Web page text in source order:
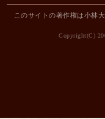
このサイトの著作権は小林
Copyright(C)